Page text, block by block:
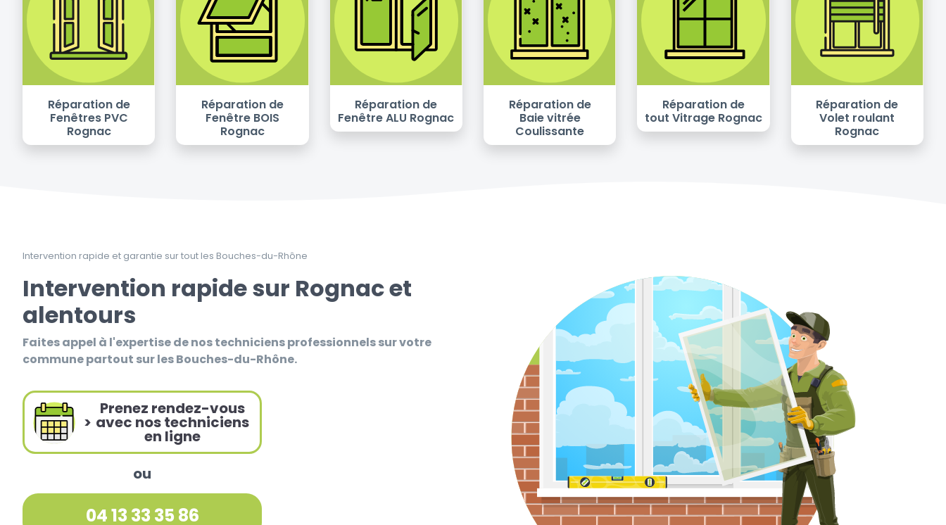
Réparation de
Fenêtres PVC
Rognac
Réparation de
Fenêtre BOIS
Rognac
Réparation de
Fenêtre ALU Rognac
Réparation de
Baie vitrée
Coulissante
Réparation de
tout Vitrage Rognac
Réparation de
Volet roulant
Rognac
Intervention rapide et garantie sur tout les Bouches-du-Rhône
Intervention rapide sur Rognac et
alentours
Faites appel à l'expertise de nos techniciens professionnels sur votre
commune partout sur les Bouches-du-Rhône.
>
Prenez rendez-vous
avec nos techniciens
en ligne
ou
04 13 33 35 86